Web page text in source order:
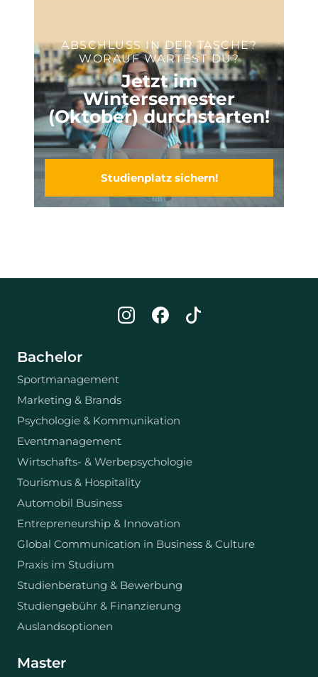
ABSCHLUSS IN DER TASCHE?
WORAUF WARTEST DU?
Jetzt im
Wintersemester
(Oktober) durchstarten!
Studienplatz sichern!
Bachelor
Sportmanagement
Marketing & Brands
Psychologie & Kommunikation
Eventmanagement
Wirtschafts- & Werbepsychologie
Tourismus & Hospitality
Automobil Business
Entrepreneurship & Innovation
Global Communication in Business & Culture
Praxis im Studium
Studienberatung & Bewerbung
Studiengebühr & Finanzierung
Auslandsoptionen
Master